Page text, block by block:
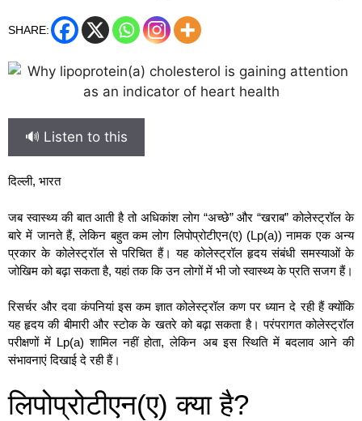
SHARE:
🔊 Listen to this
दिल्ली, भारत
जब स्वास्थ्य की बात आती है तो अधिकांश लोग “अच्छे” और “खराब” कोलेस्ट्रॉल के
बारे में जानते हैं, लेकिन बहुत कम लोग लिपोप्रोटीएन(ए) (Lp(a)) नामक एक अन्य
प्रकार के कोलेस्ट्रॉल से परिचित हैं। यह कोलेस्ट्रॉल हृदय संबंधी समस्याओं के
जोखिम को बढ़ा सकता है, यहां तक कि उन लोगों में भी जो स्वास्थ्य के प्रति सजग हैं।
रिसर्चर और दवा कंपनियां इस कम ज्ञात कोलेस्ट्रॉल कण पर ध्यान दे रही हैं क्योंकि
यह हृदय की बीमारी और स्टोक के खतरे को बढ़ा सकता है। परंपरागत कोलेस्ट्रॉल
परीक्षणों में Lp(a) शामिल नहीं होता, लेकिन अब इस स्थिति में बदलाव आने की
संभावनाएं दिखाई दे रही हैं।
लिपोप्रोटीएन(ए) क्या है?